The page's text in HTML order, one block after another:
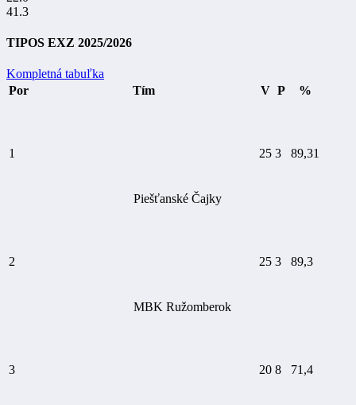
41.3
TIPOS EXZ 2025/2026
Kompletná tabuľka
Por
Tím V P %
1
Piešťanské Čajky
25 3 89,31
2
MBK Ružomberok
25 3 89,3
3 20 8 71,4